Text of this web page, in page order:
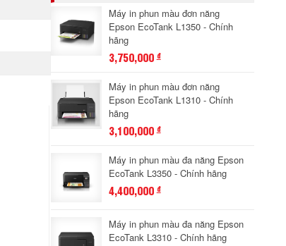
Máy in phun màu đơn năng
Epson EcoTank L1350 - Chính
hãng
3,750,000đ
Máy in phun màu đơn năng
Epson EcoTank L1310 - Chính
hãng
3,100,000đ
Máy in phun màu đa năng Epson
EcoTank L3350 - Chính hãng
4,400,000đ
Máy in phun màu đa năng Epson
EcoTank L3310 - Chính hãng